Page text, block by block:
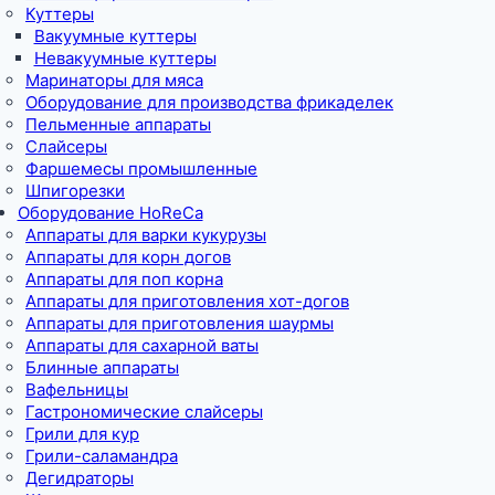
Куттеры
Вакуумные куттеры
Невакуумные куттеры
Маринаторы для мяса
Оборудование для производства фрикаделек
Пельменные аппараты
Слайсеры
Фаршемесы промышленные
Шпигорезки
Оборудование HoReCa
Аппараты для варки кукурузы
Аппараты для корн догов
Аппараты для поп корна
Аппараты для приготовления хот-догов
Аппараты для приготовления шаурмы
Аппараты для сахарной ваты
Блинные аппараты
Вафельницы
Гастрономические слайсеры
Грили для кур
Грили-саламандра
Дегидраторы